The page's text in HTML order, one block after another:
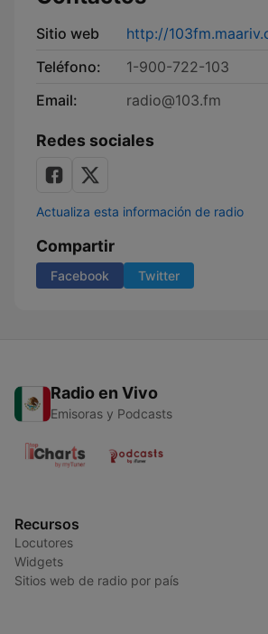
Sitio web
http://
Teléfono:
1-900-722-103
Email:
radio@103.fm
Redes sociales
Actualiza esta información de radio
Compartir
Facebook Twitter
Radio en Vivo
Emisoras y Podcasts
Recursos
Locutores
Widgets
Sitios web de radio por país